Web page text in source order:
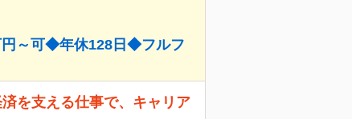
～可◆年休128日◆フルフ
を支える仕事で、キャリア